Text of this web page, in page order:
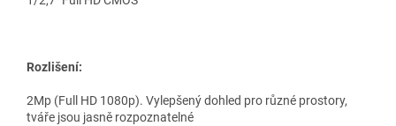
Rozlišení:
2Mp (Full HD 1080p). Vylepšený dohled pro různé prostory,
tváře jsou jasně rozpoznatelné